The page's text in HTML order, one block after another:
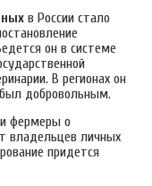
в России стало
он в системе
В регионах он
был добровольным.
фермеры о
владельцев личных
придется